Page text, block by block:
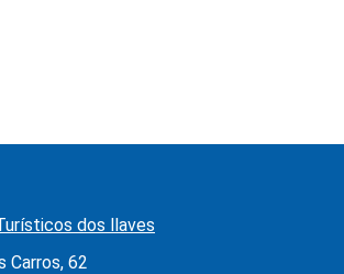
dos llaves
Carros, 62